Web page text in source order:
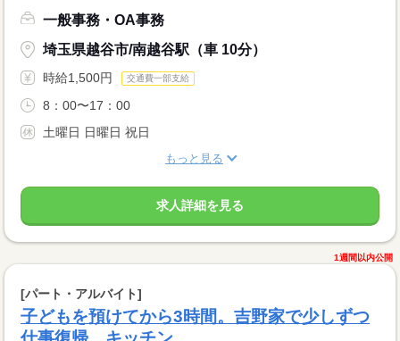
一般事務・OA事務
埼玉県越谷市/南越谷駅（車 10分）
時給1,500円 交通費一部支給
8：00〜17：00
土曜日 日曜日 祝日
もっと見る
求人詳細を見る
1週間以内公開
[パート・アルバイト]
子どもを預けてから3時間。吉野家で少しずつ